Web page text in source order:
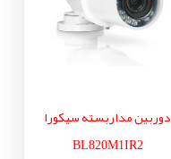
دوربین مداربسته سیکورا
BL820M1IR2